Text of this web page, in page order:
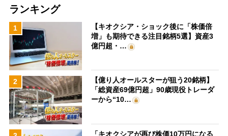
ランキング
1
【キオクシア・ショック後に「株価倍
増」も期待できる注目銘柄5選】資産3
億円超・…
2
【億り人オールスターが狙う20銘柄】
「総資産69億円超」90歳現役トレーダ
ーから“10…
「キオクシアが再び株価10万円になる